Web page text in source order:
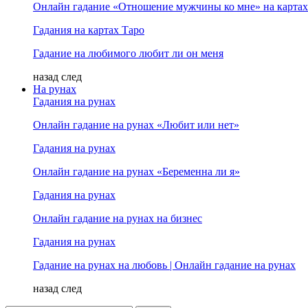
Онлайн гадание «Отношение мужчины ко мне» на
Гадания на картах Таро
Гадание на любимого любит ли он меня
назад след
На рунах
Гадания на рунах
Онлайн гадание на рунах «Любит или нет»
Гадания на рунах
Онлайн гадание на рунах «Беременна ли я»
Гадания на рунах
Онлайн гадание на рунах на бизнес
Гадания на рунах
Гадание на рунах на любовь | Онлайн гадание на рунах
назад след